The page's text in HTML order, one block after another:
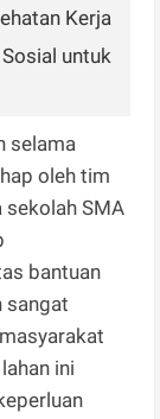
Kerja
untuk
selama
oleh tim
sekolah SMA
bantuan
sangat
ini